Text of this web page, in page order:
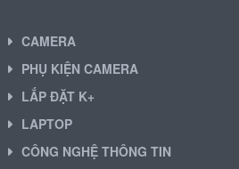
CAMERA
PHỤ KIỆN CAMERA
LẮP ĐẶT K+
LAPTOP
CÔNG NGHỆ THÔNG TIN